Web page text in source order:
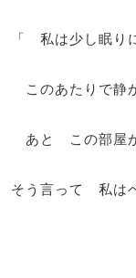
「 私は少し眠り
このあたりで静
あと この部屋
そう言って 私は